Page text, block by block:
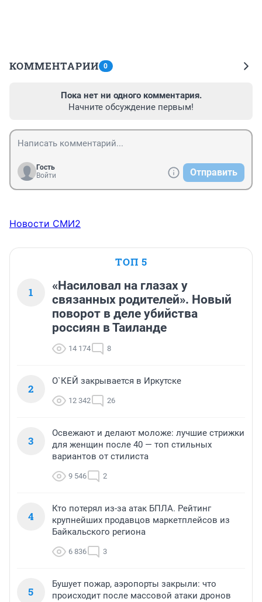
КОММЕНТАРИИ 0
Пока нет ни одного комментария.
Начните обсуждение первым!
Гость
Войти
Отправить
Новости СМИ2
ТОП 5
1
«Насиловал на глазах у
связанных родителей». Новый
поворот в деле убийства
россиян в Таиланде
14 174 8
2
О`КЕЙ закрывается в Иркутске
12 342 26
3
Освежают и делают моложе: лучшие стрижки
для женщин после 40 — топ стильных
вариантов от стилиста
9 546 2
4
Кто потерял из-за атак БПЛА. Рейтинг
крупнейших продавцов маркетплейсов из
Байкальского региона
6 836 3
5
Бушует пожар, аэропорты закрыли: что
происходит после массовой атаки дронов